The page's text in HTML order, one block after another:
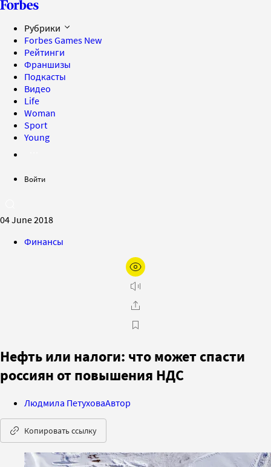
Рубрики
Forbes Games New
Рейтинги
Франшизы
Подкасты
Видео
Life
Woman
Sport
Young
Войти
04 June 2018
Финансы
Нефть или налоги: что может спасти
россиян от повышения НДС
Людмила ПетуховаАвтор
Копировать ссылку